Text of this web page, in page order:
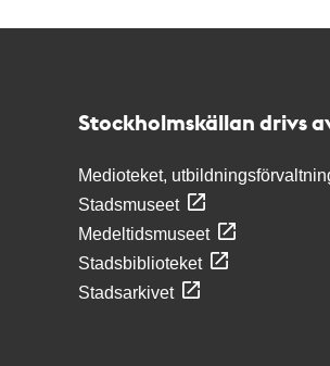
Stockholmskällan drivs
Medioteket,
Stadsmuseet
Medeltidsmuseet
Stadsbiblioteket
Stadsarkivet